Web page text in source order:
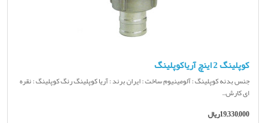
کوپلینگ 2 اینچ آریاکوپلینگ
جنس بدنه کوپلینگ : آلومینیوم ساخت : ایران برند : آریا کوپلینگ رنگ کوپلینگ : نقره
ای کارش..
19,330,000ریال